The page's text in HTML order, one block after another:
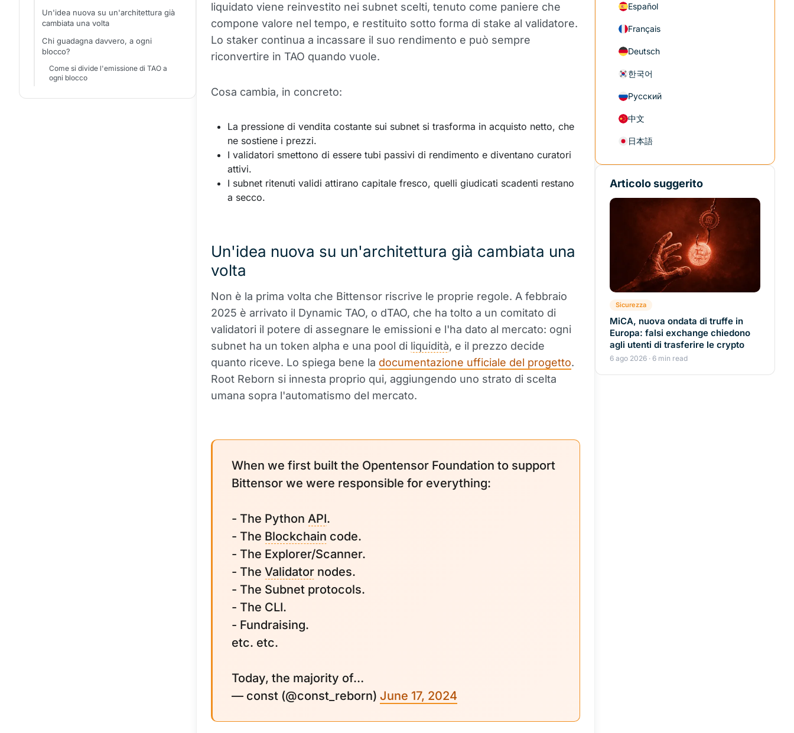
liquidato viene reinvestito nei subnet scelti, tenuto come paniere che
compone valore nel tempo, e restituito sotto forma di stake al validatore.
Lo staker continua a incassare il suo rendimento e può sempre
riconvertire in TAO quando vuole.
Cosa cambia, in concreto:
La pressione di vendita costante sui subnet si trasforma in acquisto netto, che
ne sostiene i prezzi.
I validatori smettono di essere tubi passivi di rendimento e diventano curatori
attivi.
I subnet ritenuti validi attirano capitale fresco, quelli giudicati scadenti restano
a secco.
Un'idea nuova su un'architettura già cambiata una
volta
Non è la prima volta che Bittensor riscrive le proprie regole. A febbraio
2025 è arrivato il Dynamic TAO, o dTAO, che ha tolto a un comitato di
validatori il potere di assegnare le emissioni e l'ha dato al mercato: ogni
subnet ha un token alpha e una pool di liquidità, e il prezzo decide
quanto riceve. Lo spiega bene la documentazione ufficiale del progetto.
Root Reborn si innesta proprio qui, aggiungendo uno strato di scelta
umana sopra l'automatismo del mercato.
When we first built the Opentensor Foundation to support
Bittensor we were responsible for everything:
- The Python API.
- The Blockchain code.
- The Explorer/Scanner.
- The Validator nodes.
- The Subnet protocols.
- The CLI.
- Fundraising.
etc. etc.
Today, the majority of…
— const (@const_reborn) June 17, 2024
Un'idea nuova su un'architettura già
cambiata una volta
Chi guadagna davvero, a ogni
blocco?
Come si divide l'emissione di TAO a
ogni blocco
Español
Français
Deutsch
한국어
Русский
中文
日本語
Articolo suggerito
Sicurezza
MiCA, nuova ondata di truffe in
Europa: falsi exchange chiedono
agli utenti di trasferire le crypto
6 ago 2026 · 6 min read